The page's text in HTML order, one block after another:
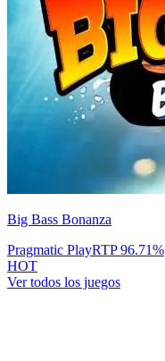
Big Bass Bonanza
Pragmatic PlayRTP96.71%
HOT
Ver todos los juegos